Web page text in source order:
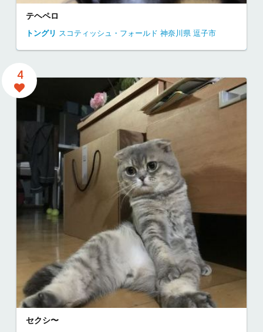
テヘペロ
トングリ スコティッシュ・フォールド 神奈川県 逗子市
4
セクシ〜